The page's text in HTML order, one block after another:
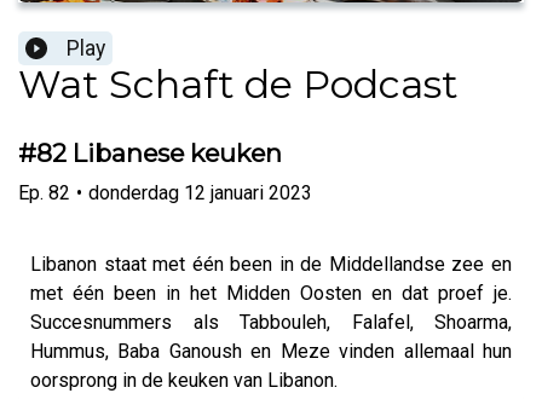
Play
Wat Schaft de Podcast
#82 Libanese keuken
Ep. 82 • donderdag 12 januari 2023
Libanon staat met één been in de Middellandse zee en
met één been in het Midden Oosten en dat proef je.
Succesnummers als Tabbouleh, Falafel, Shoarma,
Hummus, Baba Ganoush en Meze vinden allemaal hun
oorsprong in de keuken van Libanon.